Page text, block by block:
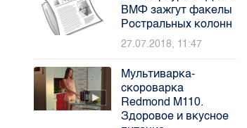
ВМФ зажгут факелы
Ростральных колонн
27.07.2018, 11:47
Мультиварка-
скороварка
Redmond М110.
Здоровое и вкусное